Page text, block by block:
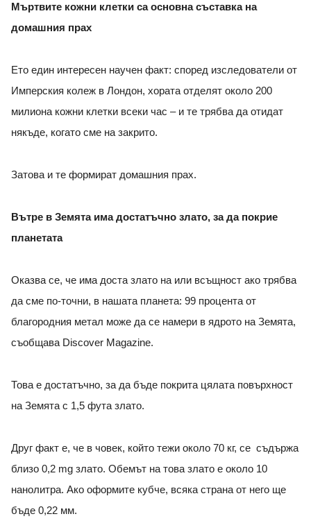
Мъртвите кожни клетки са основна съставка на
домашния прах
Ето един интересен научен факт: според изследователи от
Имперския колеж в Лондон, хората отделят около 200
милиона кожни клетки всеки час – и те трябва да отидат
някъде, когато сме на закрито.
Затова и те формират домашния прах.
Вътре в Земята има достатъчно злато, за да покрие
планетата
Оказва се, че има доста злато на или всъщност ако трябва
да сме по-точни, в нашата планета: 99 процента от
благородния метал може да се намери в ядрото на Земята,
съобщава Discover Magazine.
Това е достатъчно, за да бъде покрита цялата повърхност
на Земята с 1,5 фута злато.
Друг факт е, че в човек, който тежи около 70 кг, се съдържа
близо 0,2 mg злато. Обемът на това злато е около 10
нанолитра. Ако оформите кубче, всяка страна от него ще
бъде 0,22 мм.